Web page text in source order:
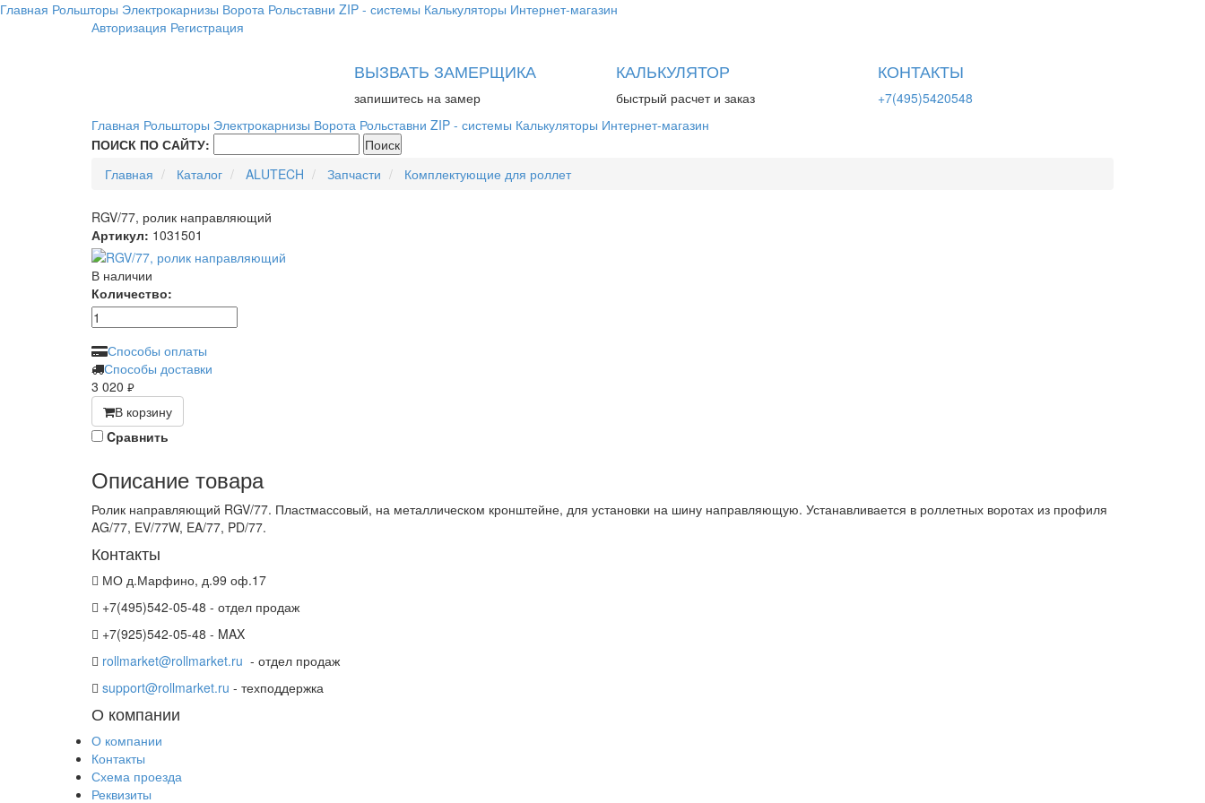
Главная Рольшторы Электрокарнизы Ворота Рольставни ZIP - системы Калькуляторы Интернет-магазин
Авторизация Регистрация
ВЫЗВАТЬ ЗАМЕРЩИКА
запишитесь на замер
КАЛЬКУЛЯТОР
быстрый расчет и заказ
КОНТАКТЫ
+7(495)5420548
Главная Рольшторы Электрокарнизы Ворота Рольставни ZIP - системы Калькуляторы Интернет-магазин
ПОИСК ПО САЙТУ:
Главная
Каталог ALUTECH Запчасти Комплектующие для роллет
RGV/77, ролик направляющий
Артикул: 1031501
В наличии
Количество:
Способы оплаты
Способы доставки
3 020 руб.
В корзину
Cравнить
Описание товара
Ролик направляющий RGV/77. Пластмассовый, на металлическом кронштейне, для установки на шину направляющую. Устанавливается в роллетных воротах из профиля
AG/77, EV/77W, EA/77, PD/77.
Контакты
МО д.Марфино, д.99 оф.17
+7(495)542-05-48 - отдел продаж
+7(925)542-05-48 - MAX
rollmarket@rollmarket.ru - отдел продаж
support@rollmarket.ru - техподдержка
О компании
О компании
Контакты
Схема проезда
Реквизиты